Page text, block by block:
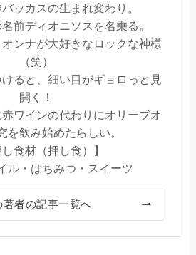
ッカスの生まれ変わり。
前ディオニソスを名乗る。
ンナが大好きなロックな神様
（笑）
ると、細い目がギョロっと見
開く！
ワインの代わりにオリーブオ
を飲み始めたらしい。
し食材（押し食）】
ル・はちみつ・スイーツ
著者の記事一覧へ